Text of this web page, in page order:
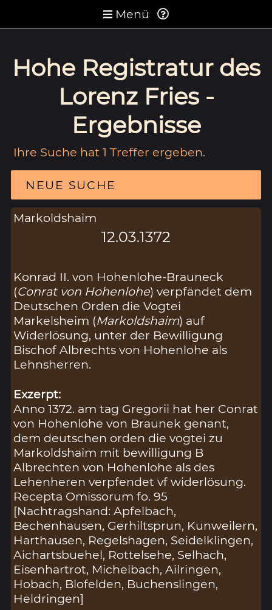
Menü
Hohe Registratur des
Lorenz Fries -
Ergebnisse
Ihre Suche hat 1 Treffer ergeben.
NEUE SUCHE
Markoldshaim
12.03.1372
Konrad II. von Hohenlohe-Brauneck
(Conrat von Hohenlohe) verpfändet dem
Deutschen Orden die Vogtei
Markelsheim (Markoldshaim) auf
Widerlösung, unter der Bewilligung
Bischof Albrechts von Hohenlohe als
Lehnsherren.
Exzerpt:
Anno 1372. am tag Gregorii hat her Conrat
von Hohenlohe von Braunek genant,
dem deutschen orden die vogtei zu
Markoldshaim mit bewilligung B
Albrechten von Hohenlohe als des
Lehenheren verpfendet vf widerlösung.
Recepta Omissorum fo. 95
[Nachtragshand: Apfelbach,
Bechenhausen, Gerhiltsprun, Kunweilern,
Harthausen, Regelshagen, Seidelklingen,
Aichartsbuehel, Rottelsehe, Selhach,
Eisenhartrot, Michelbach, Ailringen,
Hobach, Blofelden, Buchenslingen,
Heldringen]